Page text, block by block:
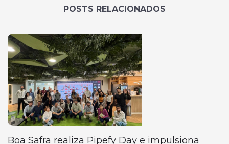
POSTS RELACIONADOS
Boa Safra realiza Pipefy Day e impulsiona